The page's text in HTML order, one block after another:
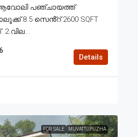
ആവോലി പഞ്ചായത്ത്
8.5 സെൻ്റ് 2600 SQFT
2.വില...
6
Details
FOR SALE MUVATTUPUZHA